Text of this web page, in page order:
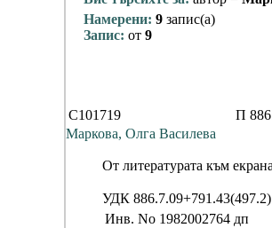
Намерени: 9 запис(а)
Запис: от 9
C101719
П
Маркова, Олга Василева
От литературата към
УДК 886.7.09+791.43(497.2)
Инв. No 1982002764 дп